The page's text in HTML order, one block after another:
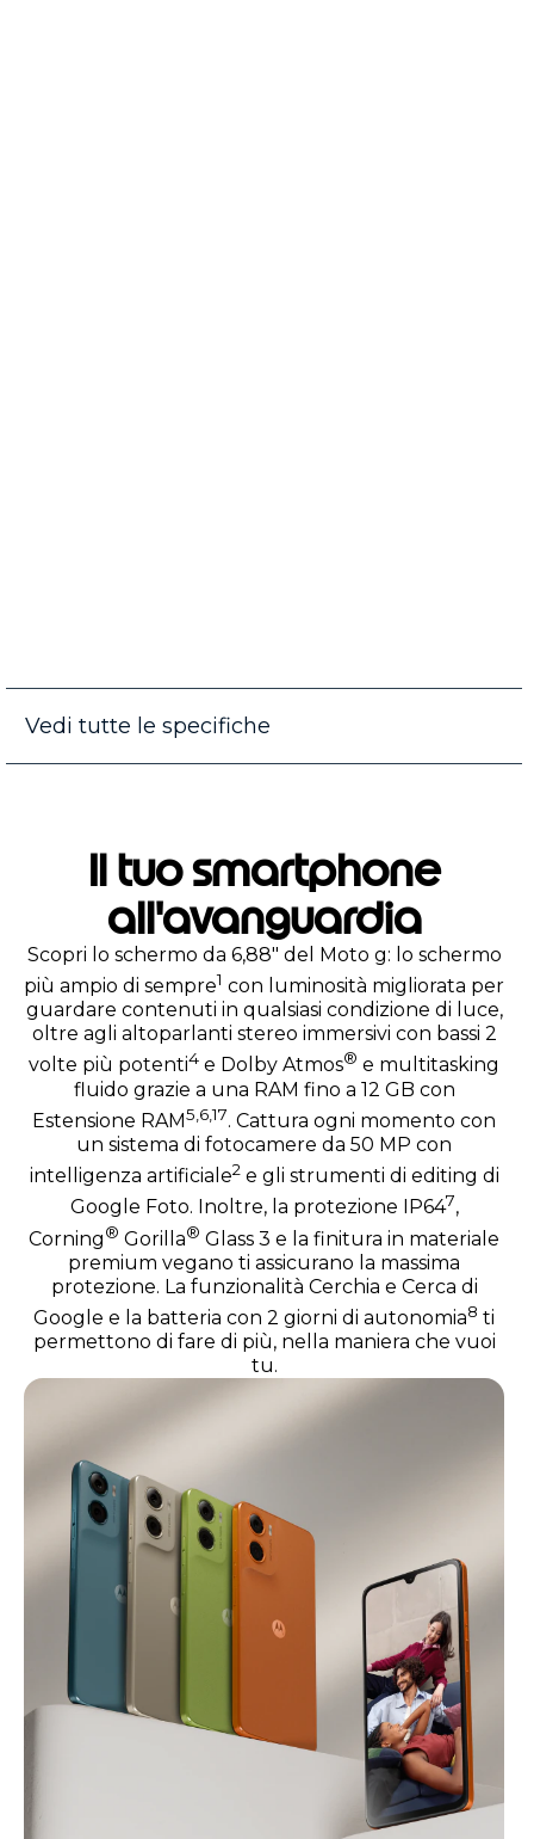
Vedi tutte le specifiche
Il tuo smartphone
all'avanguardia
Scopri lo schermo da 6,88" del Moto g: lo schermo
più ampio di sempre1 con luminosità migliorata per
guardare contenuti in qualsiasi condizione di luce,
oltre agli altoparlanti stereo immersivi con bassi 2
volte più potenti4 e Dolby Atmos® e multitasking
fluido grazie a una RAM fino a 12 GB con
Estensione RAM5 6,17. Cattura ogni momento con
un sistema di fotocamere da 50 MP con
intelligenza artificiale2e gli strumenti di editing di
Google Foto. Inoltre, la protezione IP647,
Corning® Gorilla® Glass 3 e la finitura in materiale
premium vegano ti assicurano la massima
protezione. La funzionalità Cerchia e Cerca di
Google e la batteria con 2 giorni di autonomia8 ti
permettono di fare di più, nella maniera che vuoi
tu.